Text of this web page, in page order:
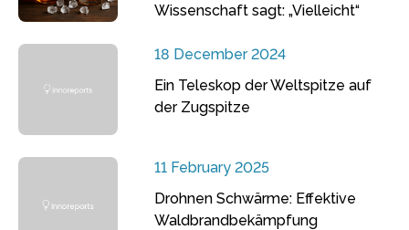
Wissenschaft sagt: „Vielleicht“
18 December 2024
Ein Teleskop der Weltspitze auf
der Zugspitze
11 February 2025
Drohnen Schwärme: Effektive
Waldbrandbekämpfung